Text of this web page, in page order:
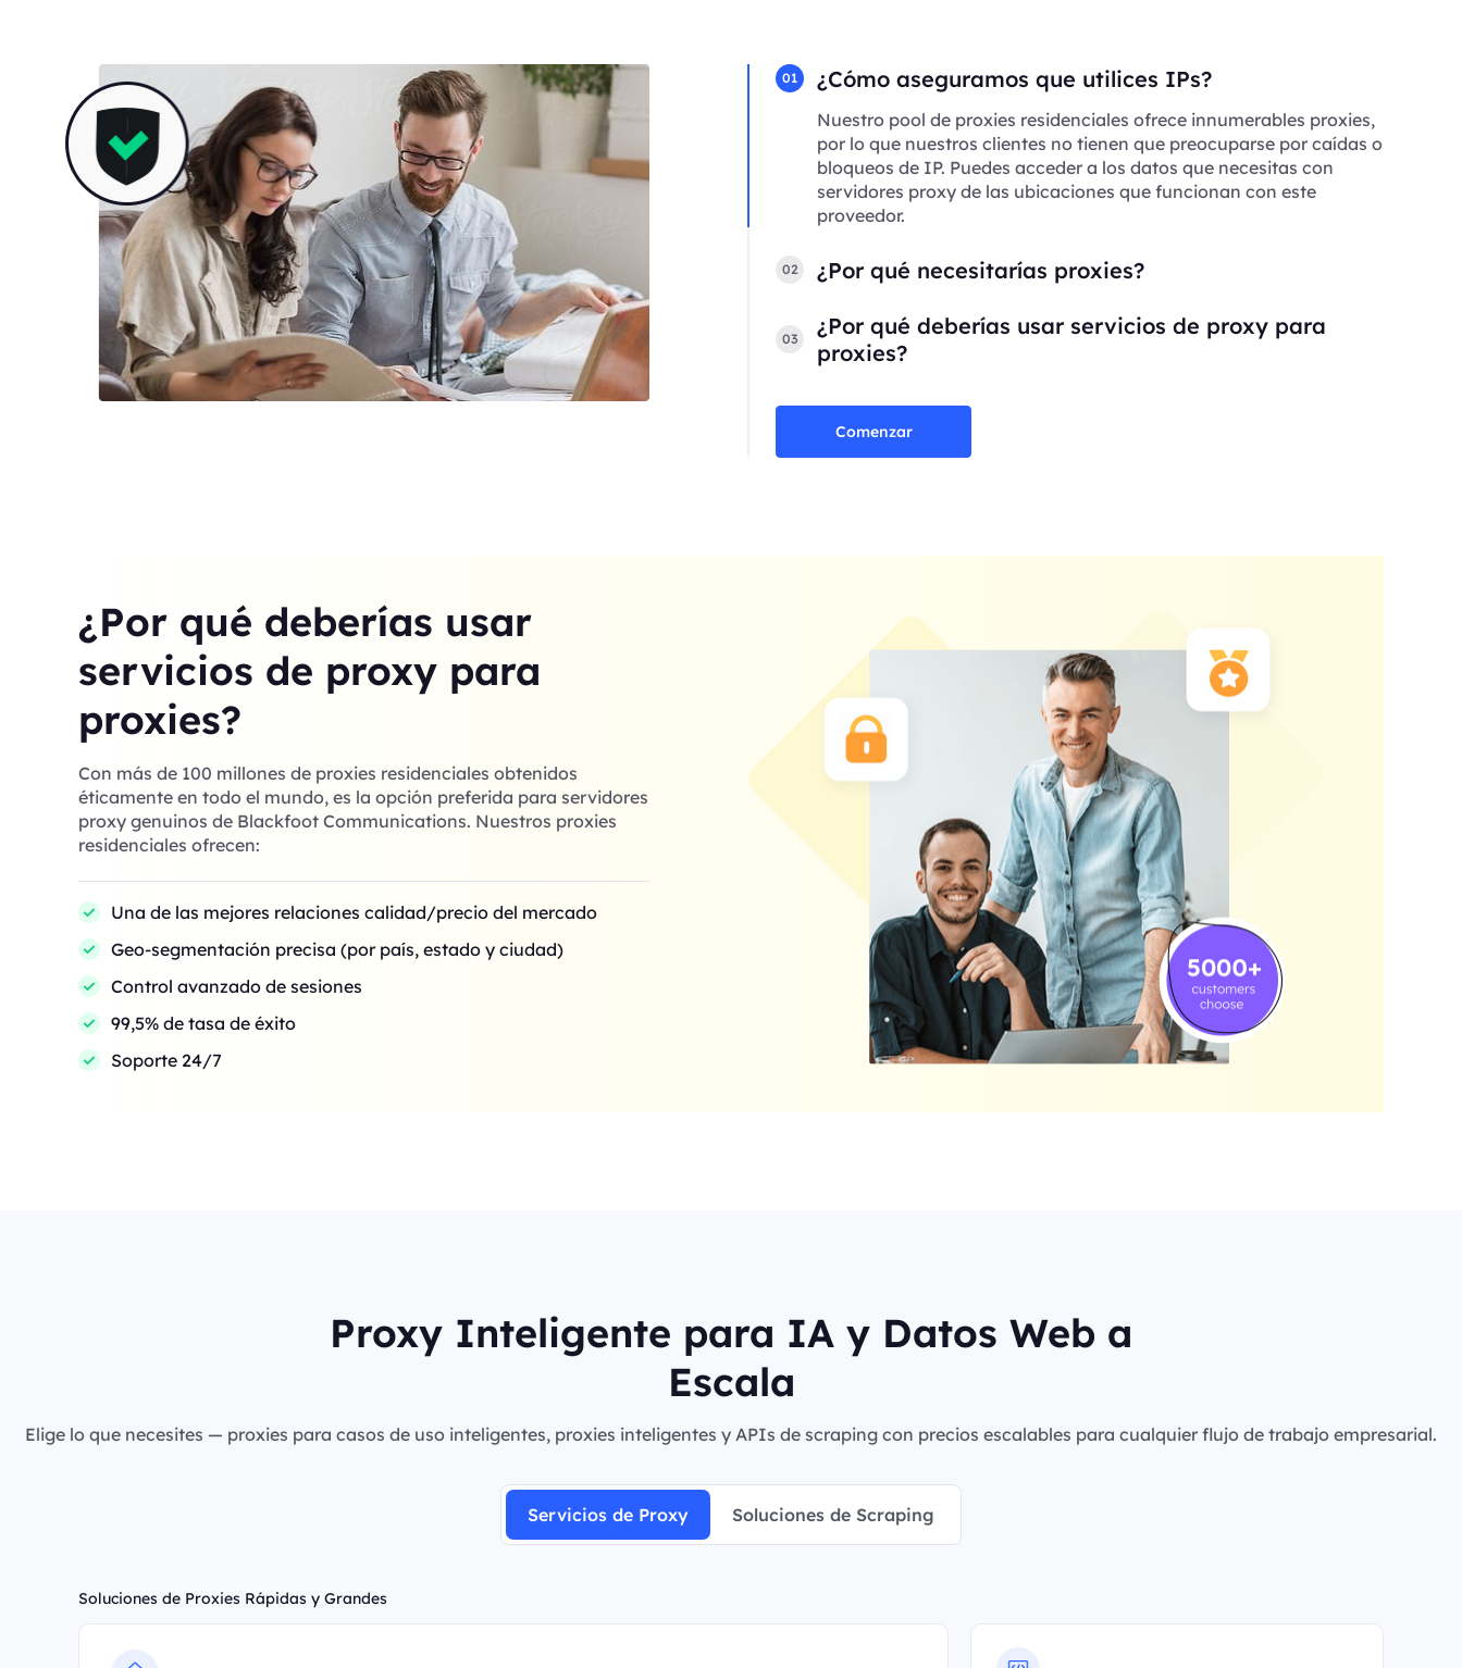
01 ¿Cómo aseguramos que utilices IPs?
Nuestro pool de proxies residenciales ofrece innumerables proxies,
por lo que nuestros clientes no tienen que preocuparse por caídas o
bloqueos de IP. Puedes acceder a los datos que necesitas con
servidores proxy de las ubicaciones que funcionan con este
proveedor.
02 ¿Por qué necesitarías proxies?
03
¿Por qué deberías usar servicios de proxy para
proxies?
Comenzar
¿Por qué deberías usar
servicios de proxy para
proxies?
Con más de 100 millones de proxies residenciales obtenidos
éticamente en todo el mundo, es la opción preferida para servidores
proxy genuinos de Blackfoot Communications. Nuestros proxies
residenciales ofrecen:
Una de las mejores relaciones calidad/precio del mercado
Geo-segmentación precisa (por país, estado y ciudad)
Control avanzado de sesiones
99,5% de tasa de éxito
Soporte 24/7
Proxy Inteligente para IA y Datos Web a
Escala
Elige lo que necesites — proxies para casos de uso inteligentes, proxies inteligentes y APIs de scraping con precios escalables para cualquier flujo de trabajo empresarial.
Servicios de Proxy Soluciones de Scraping
Soluciones de Proxies Rápidas y Grandes